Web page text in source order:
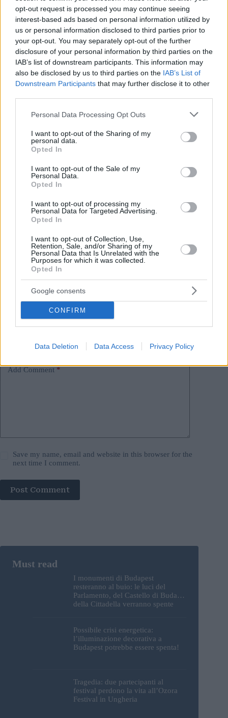
opt-out request is processed you may continue seeing
interest-based ads based on personal information utilized by
us or personal information disclosed to third parties prior to
your opt-out. You may separately opt-out of the further
disclosure of your personal information by third parties on the
IAB’s list of downstream participants. This information may
also be disclosed by us to third parties on the IAB’s List of
Downstream Participants that may further disclose it to other
Please note that this website/app uses one or more Google
not limited to your visit or usage behaviour. You may click to
grant or deny consent to Google and its third-party tags to
use your data for below specified purposes in below Google
consent section.
Personal Data Processing Opt Outs
I want to opt-out of the Sharing of my
personal data.
Opted In
I want to opt-out of the Sale of my
Personal Data.
Opted In
I want to opt-out of processing my
Personal Data for Targeted Advertising.
Opted In
I want to opt-out of Collection, Use,
Retention, Sale, and/or Sharing of my
Personal Data that Is Unrelated with the
Purposes for which it was collected.
Opted In
Google consents
CONFIRM
Data Deletion Data Access Privacy Policy
Per i lettori che desiderano seguire seriamente l’Ungheria in
inglese,Hungary Insiderpuò diventare rapidamente una
lettura essenziale del sabato. Pubblicata ogni settimana dal
team del Daily News Hungary, combina un reportage
affidabile con l’analisi più approfondita necessaria per dare un
senso agli eventi in rapida evoluzione.
Legga l’ultimo numero qui sotto, e se trova utile capire
l’Ungheria al di là del ciclo di notizie quotidiane, si abboni
alla rovescia ad alta quota – 4 aprile 2026 di The Hungary
da Daily News Hungary
Leggere su Substack
elezioni #media #ungheria
Leave a Reply
Your email address will not be published.
Email*
Add Comment *
Save my name, email and website in this browser for the
next time I comment.
Post Comment
I monumenti di Budapest
resteranno al buio: le luci del
Parlamento, del Castello di Buda e
della Cittadella verranno spente
Possibile crisi energetica:
l’illuminazione decorativa a
Budapest potrebbe essere spenta!
Tragedia: due partecipanti al
festival perdono la vita all’Ozora
Festival in Ungheria